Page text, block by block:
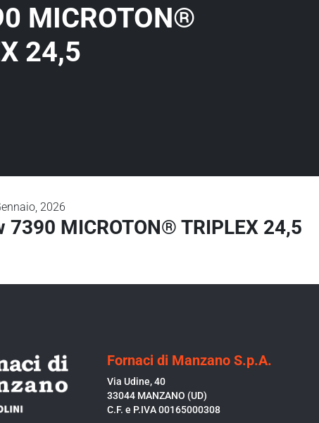
MICROTON®
24,5
2026
7390 MICROTON® TRIPLEX 24,5
Fornaci di Manzano S.p.A.
Via Udine, 40
33044 MANZANO (UD)
C.F. e P.IVA 00165000308